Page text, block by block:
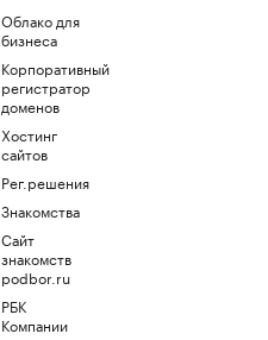
Облако для
бизнеса
Корпоративный
регистратор
доменов
Хостинг
сайтов
Рег.решения
Знакомства
Сайт
знакомств
podbor.ru
РБК
Компании